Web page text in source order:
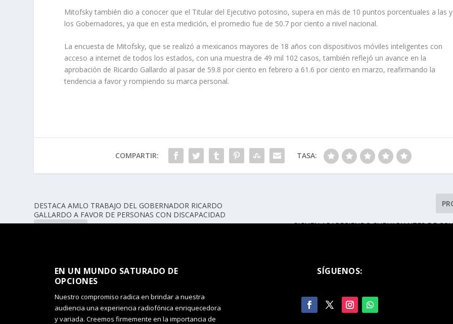
Mitofsky también dio a conocer que el Titular del Ejecutivo potosino, supera en más de 10 puntos porcentuales a las y
los Gobernadores, ya que en esta medición, el promedio fue de 50.7 por ciento a nivel nacional.
La encuesta de Mitofsky, que se realizó a mexicanos mayores de 18 años con dispositivos móviles inteligentes con
acceso a internet de todos los estados, con una muestra de 49 mil 102 casos, también reflejó un avance en la
aprobación de Ricardo Gallardo al pasar de 59.8 por ciento en febrero a 61.6 por ciento en marzo, reafirmando la
tendencia a favor y rompiendo su marca personal.
COMPARTIR: TASA:
DESTACA AMLO TRABAJO DEL GOBERNADOR RICARDO
GALLARDO A FAVOR DE PERSONAS CON DISCAPACIDAD
SIGUEN APARECIENDO SUBVARIANTES DE
EN UN MUNDO SATURADO DE
OPCIONES​
Nuestro compromiso radica en brindar a nuestra
audiencia una experiencia radiofónica enriquecedora
y variada. Creemos firmemente en la importancia de
SÍGUENOS: